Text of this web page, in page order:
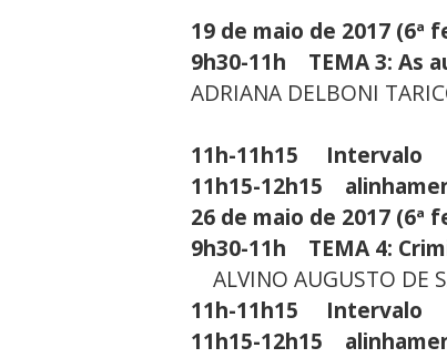
19 de maio de 2017 (6ª
9h30-11h TEMA 3: As
ADRIANA DELBONI
11h-11h15 Intervalo
11h15-12h15
26 de maio de 2017 (6ª
9h30-11h TEMA 4:
ALVINO AUGUSTO DE
11h-11h15 Intervalo
11h15-12h15